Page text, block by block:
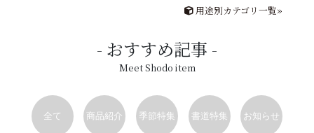
用途別カテゴリ一覧»
おすすめ記事
Meet Shodo item
全て 商品紹介 季節特集 書道特集 お知らせ